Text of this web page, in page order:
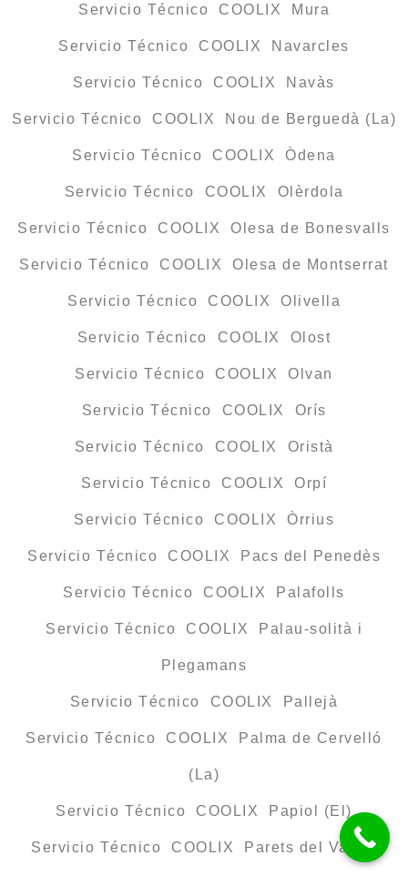
Servicio Técnico COOLIX Mura
Servicio Técnico COOLIX Navarcles
Servicio Técnico COOLIX Navàs
Servicio Técnico COOLIX Nou de Berguedà (La)
Servicio Técnico COOLIX Òdena
Servicio Técnico COOLIX Olèrdola
Servicio Técnico COOLIX Olesa de Bonesvalls
Servicio Técnico COOLIX Olesa de Montserrat
Servicio Técnico COOLIX Olivella
Servicio Técnico COOLIX Olost
Servicio Técnico COOLIX Olvan
Servicio Técnico COOLIX Orís
Servicio Técnico COOLIX Oristà
Servicio Técnico COOLIX Orpí
Servicio Técnico COOLIX Òrrius
Servicio Técnico COOLIX Pacs del Penedès
Servicio Técnico COOLIX Palafolls
Servicio Técnico COOLIX Palau-solità i
Plegamans
Servicio Técnico COOLIX Pallejà
Servicio Técnico COOLIX Palma de Cervelló
(La)
Servicio Técnico COOLIX Papiol (El)
Servicio Técnico COOLIX Parets del Vallès